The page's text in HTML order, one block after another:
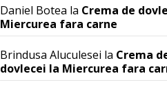
Daniel Botea la Crema de
Miercurea fara carne
Brindusa Aluculesei la Crema
dovlecei la Miercurea fara